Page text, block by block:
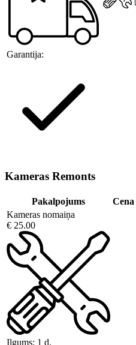
Garantija:
Kameras Remonts
Pakalpojums Cena
Kameras nomaiņa
€ 25.00
Ilgums: 1 d.